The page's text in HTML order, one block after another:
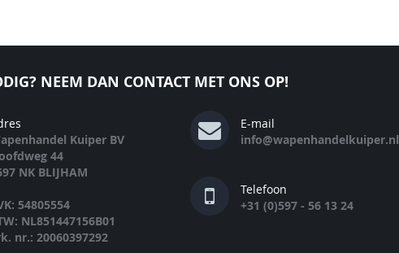
NEEM DAN CONTACT MET ONS OP!
Kuiper BV
44
NK BLIJHAM
54805554
NL851447156B01
nr.: 20060397292
E-mail
info@wapenhandelkuiper.nl
Telefoon
+31 (0)597 - 56 13 24